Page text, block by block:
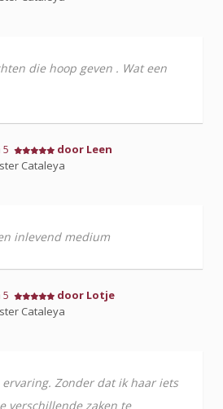
die hoop geven . Wat een
door Leen
Cataleya
inlevend medium
door Lotje
Cataleya
Zonder dat ik haar iets
verschillende zaken te